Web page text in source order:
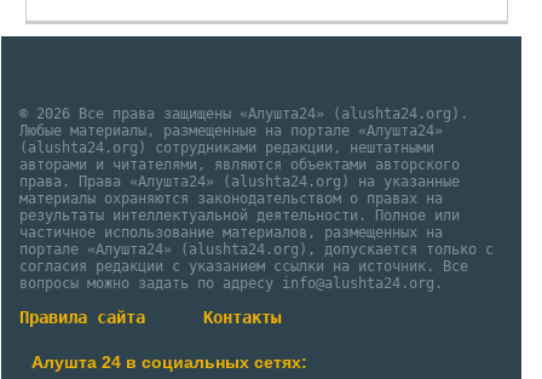
© 2026 Все права защищены «Алушта24» (alushta24.org).
Любые материалы, размещенные на портале «Алушта24»
(alushta24.org) сотрудниками редакции, нештатными
авторами и читателями, являются объектами авторского
права. Права «Алушта24» (alushta24.org) на указанные
материалы охраняются законодательством о правах на
результаты интеллектуальной деятельности. Полное или
частичное использование материалов, размещенных на
портале «Алушта24» (alushta24.org), допускается только с
согласия редакции с указанием ссылки на источник. Все
вопросы можно задать по адресу info@alushta24.org.
Правила сайта Контакты
Алушта 24 в социальных сетях: